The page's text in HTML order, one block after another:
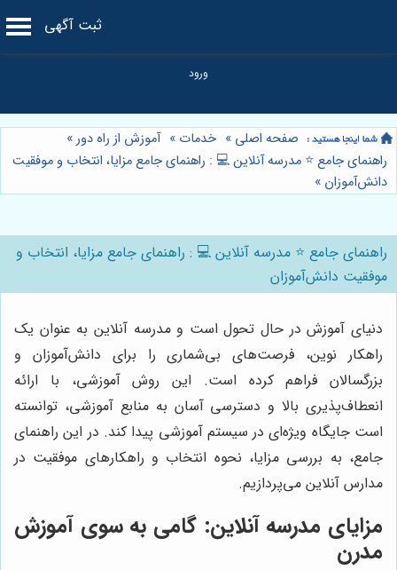
ثبت آگهی
صفحه اصلی » خدمات » آموزش از راه دور»
راهنمای جامع ⭐️ مدرسه آنلاین 💻 : راهنمای جامع مزایا، انتخاب و موفقیت
دانش‌آموزان »
راهنمای جامع ⭐️ مدرسه آنلاین 💻 : راهنمای جامع مزایا، انتخاب و
موفقیت دانش‌آموزان
دنیای آموزش در حال تحول است و مدرسه آنلاین به عنوان یک
راهکار نوین، فرصت‌های بی‌شماری را برای دانش‌آموزان و
بزرگسالان فراهم کرده است. این روش آموزشی، با ارائه
انعطاف‌پذیری بالا و دسترسی آسان به منابع آموزشی، توانسته
است جایگاه ویژه‌ای در سیستم آموزشی پیدا کند. در این راهنمای
جامع، به بررسی مزایا، نحوه انتخاب و راهکارهای موفقیت در
مدارس آنلاین می‌پردازیم.
مزایای مدرسه آنلاین: گامی به سوی آموزش
مدرن